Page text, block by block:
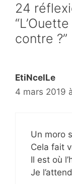
24
contre ?”
EtiNcelLe
4 mars 2019
Un moro
Cela fait
Il est où
Je